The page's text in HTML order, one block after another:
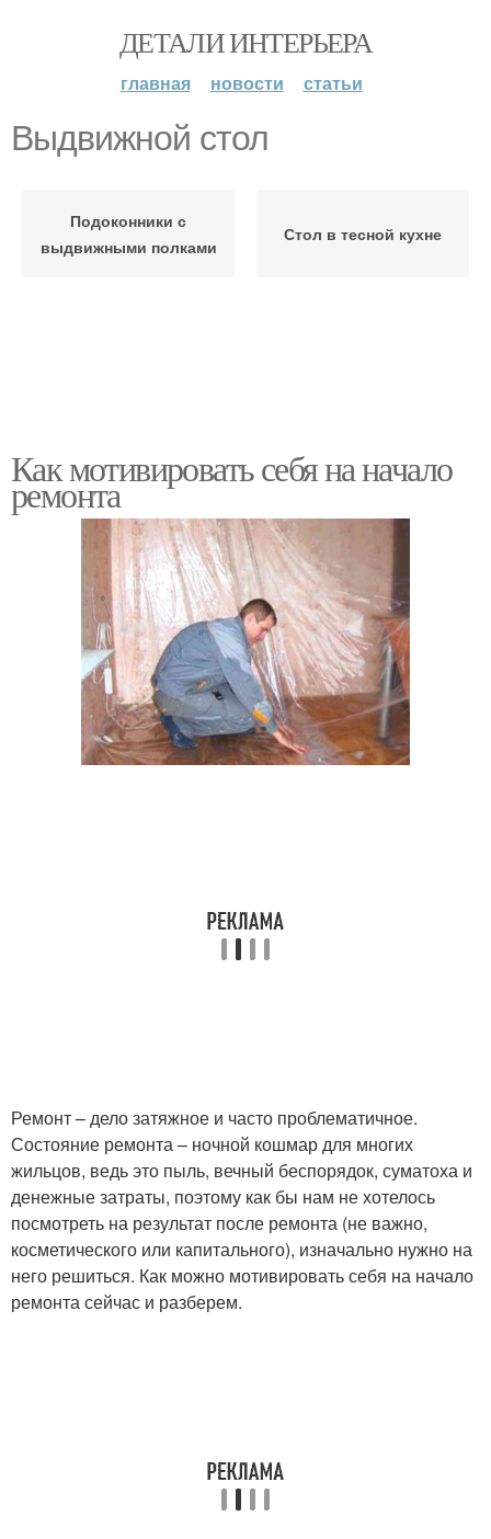
ДЕТАЛИ ИНТЕРЬЕРА
главная новости статьи
Выдвижной стол
Подоконники с
выдвижными полками
Стол в тесной кухне
Как мотивировать себя на начало
ремонта
Ремонт – дело затяжное и часто проблематичное.
Состояние ремонта – ночной кошмар для многих
жильцов, ведь это пыль, вечный беспорядок, суматоха и
денежные затраты, поэтому как бы нам не хотелось
посмотреть на результат после ремонта (не важно,
косметического или капитального), изначально нужно на
него решиться. Как можно мотивировать себя на начало
ремонта сейчас и разберем.